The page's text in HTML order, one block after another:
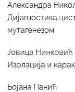
Александра
Дијагностика
мутагенезом
Јовица Нинковић
Изолација и
Бојана Панић